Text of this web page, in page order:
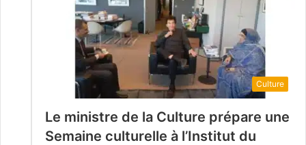
Culture
Le ministre de la Culture prépare une
Semaine culturelle à l’Institut du